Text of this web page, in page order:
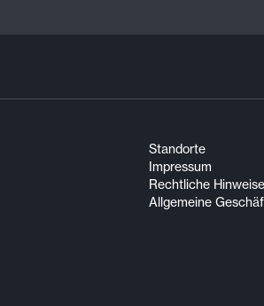
Standorte
Impressum
Rechtliche Hinweise
Allgemeine